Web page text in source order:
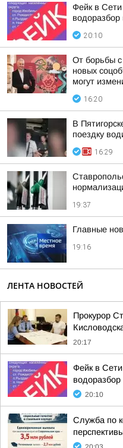
Фейк в
20:10
От борьбы с
новых
могут
16:20
В
поездку
16:29
19:37
Главные
19:16
ЛЕНТА НОВОСТЕЙ
Прокурор
20:17
Фейк в
20:10
Служба по